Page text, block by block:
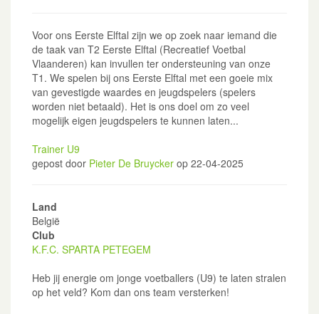
Voor ons Eerste Elftal zijn we op zoek naar iemand die
de taak van T2 Eerste Elftal (Recreatief Voetbal
Vlaanderen) kan invullen ter ondersteuning van onze
T1. We spelen bij ons Eerste Elftal met een goeie mix
van gevestigde waardes en jeugdspelers (spelers
worden niet betaald). Het is ons doel om zo veel
mogelijk eigen jeugdspelers te kunnen laten...
Trainer U9
gepost door Pieter De Bruycker op 22-04-2025
Land
België
Club
K.F.C. SPARTA PETEGEM
Heb jij energie om jonge voetballers (U9) te laten stralen
op het veld? Kom dan ons team versterken!